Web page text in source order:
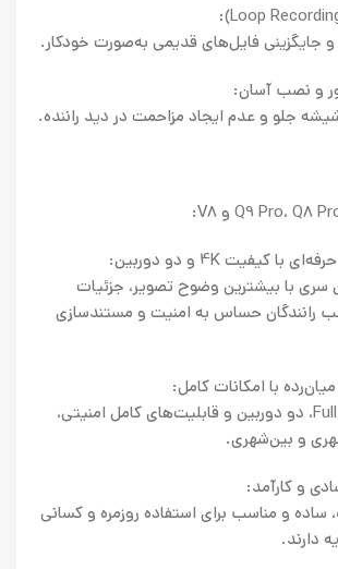
جایگزینی فایل‌های قدیمی به‌صورت خودکار.
و نصب آسان:
جلو و عدم ایجاد مزاحمت در دید راننده.
سری با بیشترین وضوح تصویر، جزئیات
رانندگان حساس به امنیت و مستندسازی
دارای کیفیت Full HD، دو دوربین و قابلیت‌های کامل امنیتی،
و بین‌شهری.
و مناسب برای استفاده روزمره و کسانی
دارند.